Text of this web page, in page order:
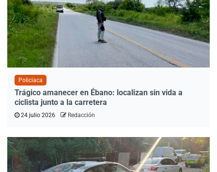
Policiaca
Trágico amanecer en Ébano: localizan sin vida a
ciclista junto a la carretera
24 julio 2026 Redacción